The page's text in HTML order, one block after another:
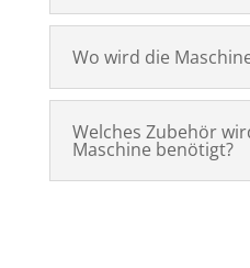
Wo wird die
Welches Zubehör
Maschine benötigt?